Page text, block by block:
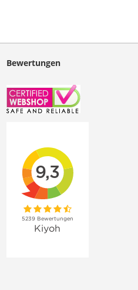
Bewertungen